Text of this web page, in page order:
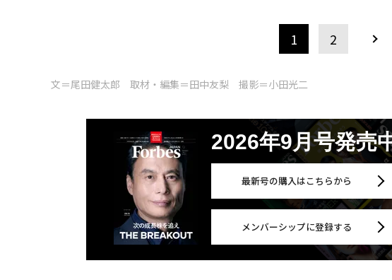
1 2
文＝尾田健太郎 取材・編集＝田中友梨 撮影＝小田光二
2026年9月号発売
最新号の購入はこちらから
メンバーシップに登録する